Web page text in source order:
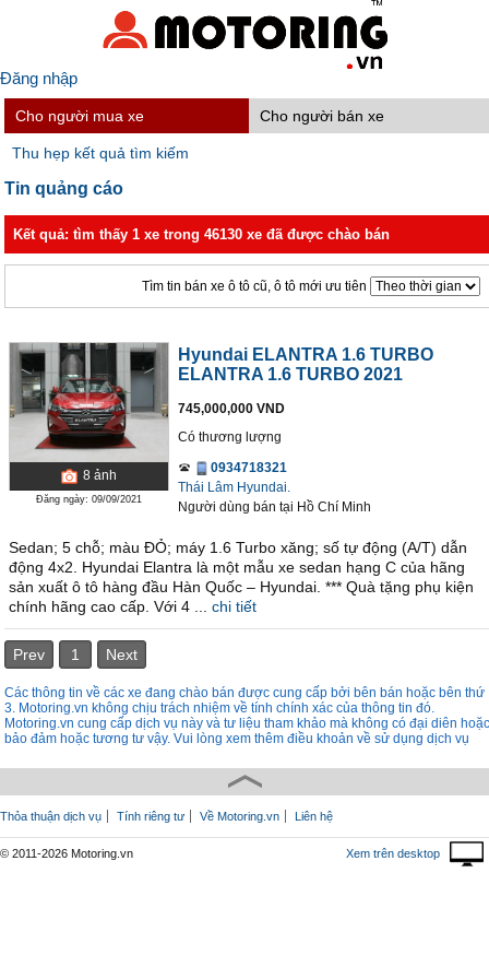
Đăng nhập
Cho người mua xe Cho người bán xe
Thu hẹp kết quả tìm kiếm
Tin quảng cáo
Kết quả: tìm thấy 1 xe trong 46130 xe đã được chào bán
Tìm tin bán xe ô tô cũ, ô tô mới ưu tiên
8 ảnh
Đăng ngày: 09/09/2021
Hyundai ELANTRA 1.6 TURBO
ELANTRA 1.6 TURBO 2021
745,000,000 VND
Có thương lượng
0934718321
Thái Lâm Hyundai.
Người dùng bán tại Hồ Chí Minh
Sedan; 5 chỗ; màu ĐỎ; máy 1.6 Turbo xăng; số tự động (A/T) dẫn
động 4x2. Hyundai Elantra là một mẫu xe sedan hạng C của hãng
sản xuất ô tô hàng đầu Hàn Quốc – Hyundai. *** Quà tặng phụ kiện
chính hãng cao cấp. Với 4 ...
chi tiết
Prev 1 Next
Các thông tin về các xe đang chào bán được cung cấp bởi bên bán hoặc bên thứ
3. Motoring.vn không chịu trách nhiệm về tính chính xác của thông tin đó.
Motoring.vn cung cấp dịch vụ này và tư liệu tham khảo mà không có đại diên hoặc
bảo đảm hoặc tương tư vậy. Vui lòng xem thêm điều khoản về sử dụng dịch vụ
Thỏa thuận dịch vụ Tính riêng tư Về Motoring.vn Liên hệ
© 2011-2026 Motoring.vn Xem trên desktop